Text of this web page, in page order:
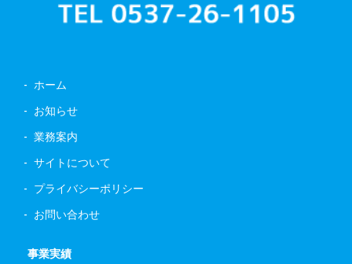
ホーム
お知らせ
業務案内
サイトについて
プライバシーポリシー
お問い合わせ
事業実績